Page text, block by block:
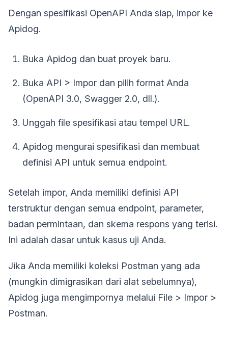
Dengan spesifikasi OpenAPI Anda siap, impor ke
Apidog.
Buka Apidog dan buat proyek baru.
Buka API > Impor dan pilih format Anda
(OpenAPI 3.0, Swagger 2.0, dll.).
Unggah file spesifikasi atau tempel URL.
Apidog mengurai spesifikasi dan membuat
definisi API untuk semua endpoint.
Setelah impor, Anda memiliki definisi API
terstruktur dengan semua endpoint, parameter,
badan permintaan, dan skema respons yang terisi.
Ini adalah dasar untuk kasus uji Anda.
Jika Anda memiliki koleksi Postman yang ada
(mungkin dimigrasikan dari alat sebelumnya),
Apidog juga mengimpornya melalui File > Impor >
Postman.